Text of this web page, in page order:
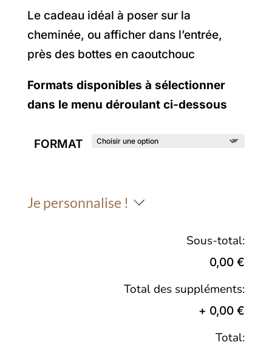
Le cadeau idéal à poser sur la
cheminée, ou afficher dans l’entrée,
près des bottes en caoutchouc
Formats disponibles à sélectionner
dans le menu déroulant ci-dessous
FORMAT
Je personnalise !
Sous-total:
0,00 €
Total des suppléments:
+ 0,00 €
Total: